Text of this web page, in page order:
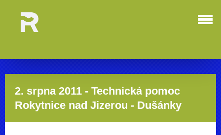
2. srpna 2011 - Technická pomoc
Rokytnice nad Jizerou - Dušánky